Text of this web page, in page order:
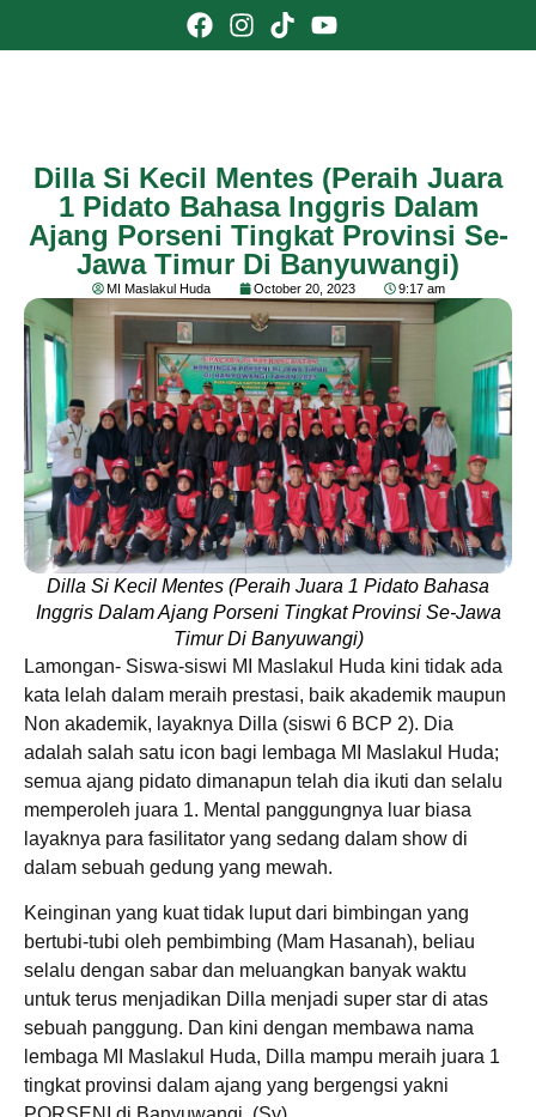
Dilla Si Kecil Mentes (Peraih Juara
1 Pidato Bahasa Inggris Dalam
Ajang Porseni Tingkat Provinsi Se-
Jawa Timur Di Banyuwangi)
MI Maslakul Huda October 20, 2023 9:17 am
Dilla Si Kecil Mentes (Peraih Juara 1 Pidato Bahasa
Inggris Dalam Ajang Porseni Tingkat Provinsi Se-Jawa
Timur Di Banyuwangi)
Lamongan- Siswa-siswi MI Maslakul Huda kini tidak ada
kata lelah dalam meraih prestasi, baik akademik maupun
Non akademik, layaknya Dilla (siswi 6 BCP 2). Dia
adalah salah satu icon bagi lembaga MI Maslakul Huda;
semua ajang pidato dimanapun telah dia ikuti dan selalu
memperoleh juara 1. Mental panggungnya luar biasa
layaknya para fasilitator yang sedang dalam show di
dalam sebuah gedung yang mewah.
Keinginan yang kuat tidak luput dari bimbingan yang
bertubi-tubi oleh pembimbing (Mam Hasanah), beliau
selalu dengan sabar dan meluangkan banyak waktu
untuk terus menjadikan Dilla menjadi super star di atas
sebuah panggung. Dan kini dengan membawa nama
lembaga MI Maslakul Huda, Dilla mampu meraih juara 1
tingkat provinsi dalam ajang yang bergengsi yakni